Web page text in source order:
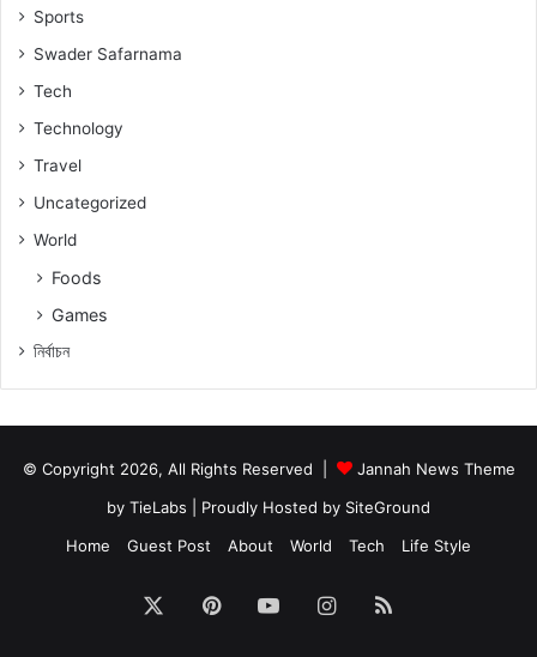
Sports
Swader Safarnama
Tech
Technology
Travel
Uncategorized
World
Foods
Games
নিৰ্বাচন
© Copyright 2026, All Rights Reserved |
Jannah News Theme
by TieLabs | Proudly Hosted by SiteGround
Home
Guest Post About World Tech Life Style
PinterestYouTubeInstagram